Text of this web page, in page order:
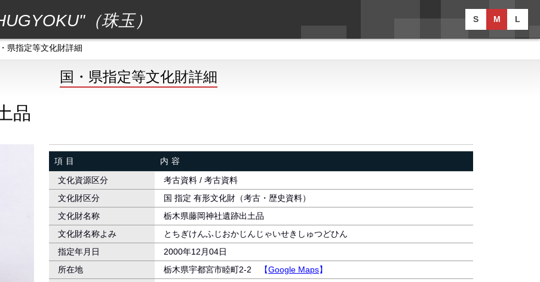
S M L
（珠玉）
県指定等文化財詳細
国・県指定等文化財詳細
品
項目
内容
文化資源区分
考古資料 / 考古資料
文化財区分
国 指定 有形文化財（考古・歴史資料）
文化財名称
栃木県藤岡神社遺跡出土品
文化財名称よみ
とちぎけんふじおかじんじゃいせきしゅつどひん
指定年月日
2000年12月04日
所在地
栃木県宇都宮市睦町2-2 【Google Maps】